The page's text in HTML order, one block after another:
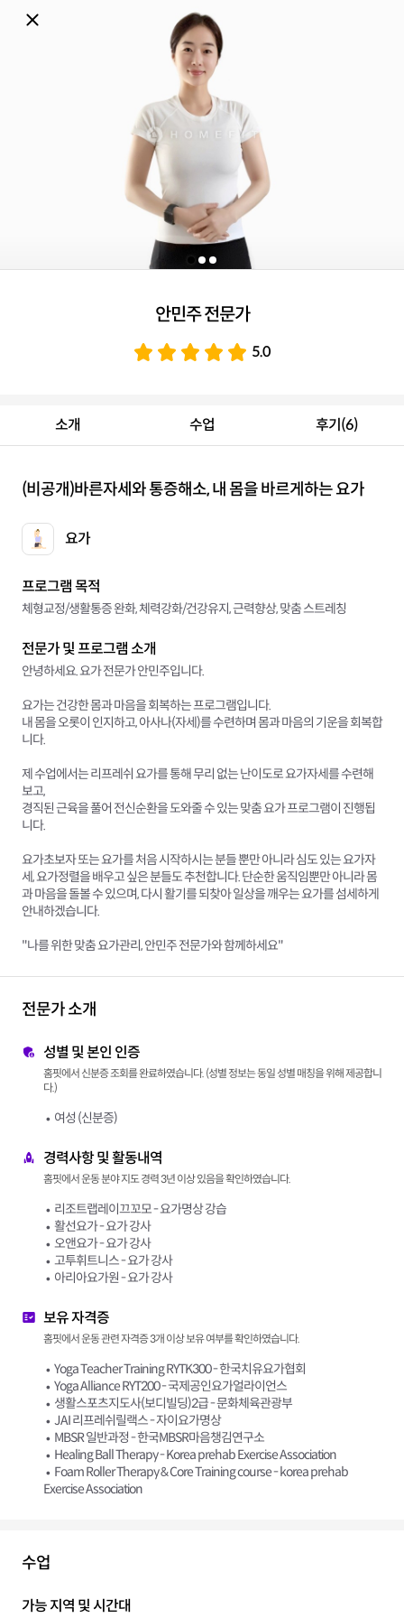
소개 수업 후기(6)
(비공개)바른자세와 통증해소, 내 몸을 바르게하는 요가
요가
프로그램 목적
체형교정/생활통증 완화, 체력강화/건강유지, 근력향상, 맞춤 스트레칭
전문가 및 프로그램 소개
안녕하세요. 요가 전문가 안민주입니다.
요가는 건강한 몸과 마음을 회복하는 프로그램입니다.
내 몸을 오롯이 인지하고, 아사나(자세)를 수련하며 몸과 마음의 기운을 회복합
니다.
제 수업에서는 리프레쉬 요가를 통해 무리 없는 난이도로 요가자세를 수련해
보고,
경직된 근육을 풀어 전신순환을 도와줄 수 있는 맞춤 요가 프로그램이 진행됩
니다.
요가초보자 또는 요가를 처음 시작하시는 분들 뿐만 아니라 심도 있는 요가자
세, 요가정렬을 배우고 싶은 분들도 추천합니다. 단순한 움직임뿐만 아니라 몸
과 마음을 돌볼 수 있으며, 다시 활기를 되찾아 일상을 깨우는 요가를 섬세하게
안내하겠습니다.
"나를 위한 맞춤 요가관리, 안민주 전문가와 함께하세요"
전문가 소개
성별 및 본인 인증
홈핏에서 신분증 조회를 완료하였습니다. (성별 정보는 동일 성별 매칭을 위해 제공합니
다.)
여성 (신분증)
경력사항 및 활동내역
홈핏에서 운동 분야 지도 경력 3년 이상 있음을 확인하였습니다.
리조트랩레이끄꼬모 - 요가명상 강습
활선요가 - 요가 강사
오앤요가 - 요가 강사
고투휘트니스 - 요가 강사
아리아요가원 - 요가 강사
보유 자격증
홈핏에서 운동 관련 자격증 3개 이상 보유 여부를 확인하였습니다.
Yoga Teacher Training RYTK300 - 한국치유요가협회
Yoga Alliance RYT200 - 국제공인요가얼라이언스
생활스포츠지도사(보디빌딩)2급 - 문화체육관광부
JAI 리프레쉬릴랙스 - 자이요가명상
MBSR 일반과정 - 한국MBSR마음챙김연구소
Healing Ball Therapy - Korea prehab Exercise Association
Foam Roller Therapy & Core Training course - korea prehab
Exercise Association
수업
가능 지역 및 시간대
안민주 전문가
5.0